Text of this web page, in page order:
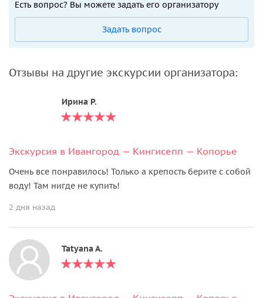
Успенская церковь времен Екатерины I
Интерактив «Новгородские супрядки»:
Традиционные посиделки с песнями
Почему стоит поехать?
Увидеть места, вдохновлявшие Достоевского
Попробовать настоящую старорусскую соль
Отдохнуть на старейшем российском курорте
Услугу оказывает туроператор РТО 015157
Есть вопрос? Вы можете задать его организатору
Задать вопрос
Отзывы на другие экскурсии организатора:
Ирина Р.
Экскурсия в Ивангород — Кингисепп — Копорье
Очень все понравилось! Только а крепость берите с собой
воду! Там нигде не купить!
2 дня назад
Tatyana A.